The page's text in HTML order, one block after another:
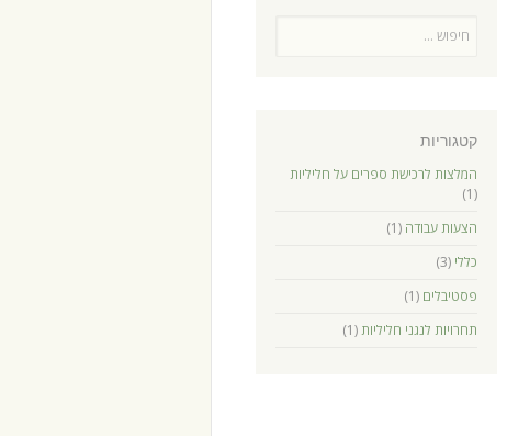
קטגוריות
המלצות לרכישת ספרים על חליליות
(1)
הצעות עבודה (1)
כללי (3)
פסטיבלים (1)
תחרויות לנגני חליליות(1)